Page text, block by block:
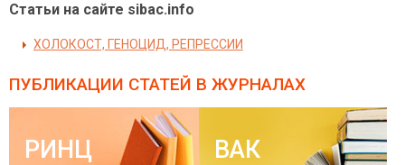
Статьи на сайте sibac.info
ХОЛОКОСТ, ГЕНОЦИД, РЕПРЕССИИ
ПУБЛИКАЦИИ СТАТЕЙ В ЖУРНАЛАХ
РИНЦ ВАК